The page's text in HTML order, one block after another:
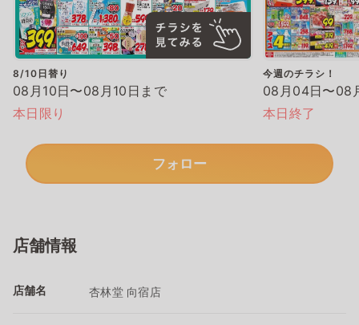
8/10日替り
08月10日〜08月10日まで
本日限り
今週のチラシ！
08月04日〜08
本日終了
フォロー
店舗情報
店舗名 杏林堂 向宿店